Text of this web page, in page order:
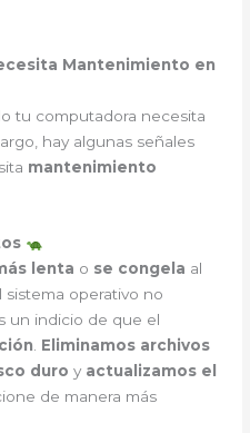
Mantenimiento en
tu computadora necesita
hay algunas señales
mantenimiento
lenta o se congela al
sistema operativo no
un indicio de que el
. Eliminamos archivos
duro y actualizamos el
de manera más